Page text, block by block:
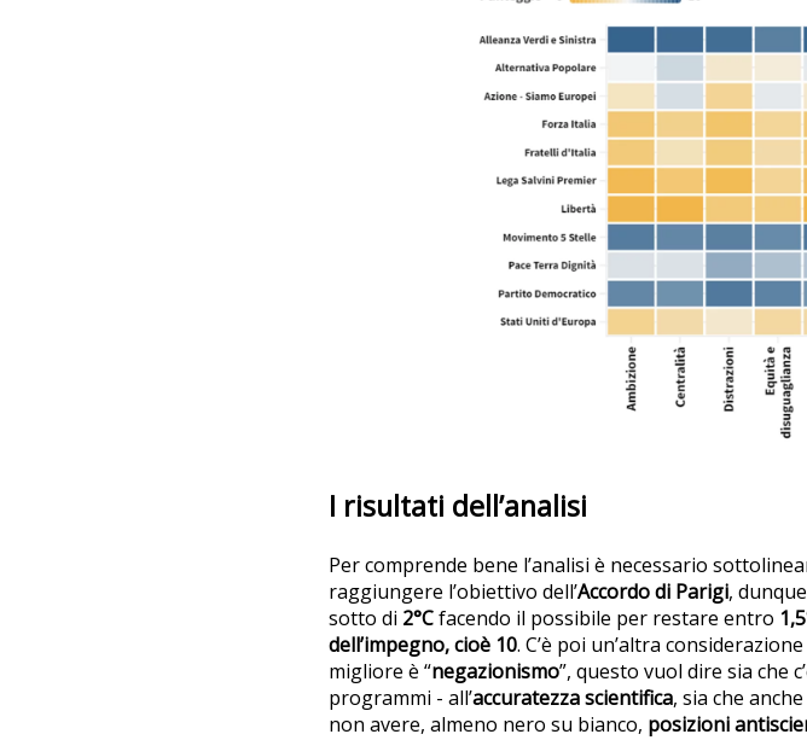
I risultati dell’analisi
Per comprende bene l’analisi è necessario
raggiungere l’obiettivo dell’Accordo di Parigi,
sotto di 2°Cfacendo il possibile per restare entro
dell’impegno, cioè 10. C’è poi un’altra
migliore è “negazionismo”, questo vuol dire sia che
programmi - all’accuratezza scientifica, sia che
non avere, almeno nero su bianco, posizioni